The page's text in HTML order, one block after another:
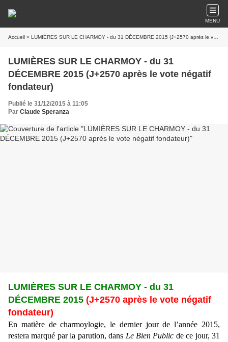
MENU
Accueil » LUMIÈRES SUR LE CHARMOY - du 31 DÉCEMBRE 2015 (J+2570 après le vote négatif fondateur)
LUMIÈRES SUR LE CHARMOY - du 31
DÉCEMBRE 2015 (J+2570 après le vote négatif
fondateur)
Publié le 31/12/2015 à 11:05
Par Claude Speranza
LUMIÈRES SUR LE CHARMOY - du 31
DÉCEMBRE 2015 (J+2570 après le vote négatif
fondateur)
En matière de charmoylogie, le dernier jour de l’année 2015,
restera marqué par la parution, dans Le Bien Public de ce jour, 31